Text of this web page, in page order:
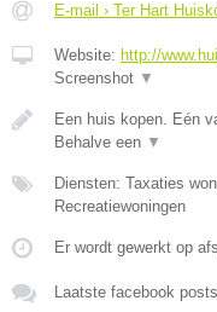
E-mail › Ter Hart
Website: http://
Screenshot ▼
Een huis kopen. Eén
Behalve een ▼
Diensten: Taxaties
Recreatiewoningen
Er wordt gewerkt op
Laatste facebook posts